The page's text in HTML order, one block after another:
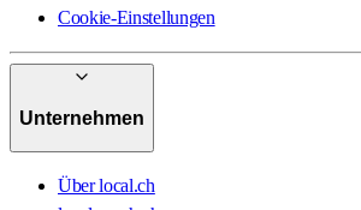
Cookie-Einstellungen
Unternehmen
Über local.ch